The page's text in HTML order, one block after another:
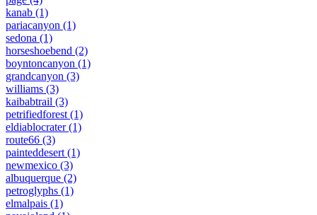
kanab (1)
pariacanyon (1)
sedona (1)
horseshoebend (2)
boyntoncanyon (1)
grandcanyon (3)
williams (3)
kaibabtrail (3)
petrifiedforest (1)
eldiablocrater(1)
route66 (3)
painteddesert (1)
newmexico (3)
albuquerque (2)
petroglyphs (1)
elmalpais (1)